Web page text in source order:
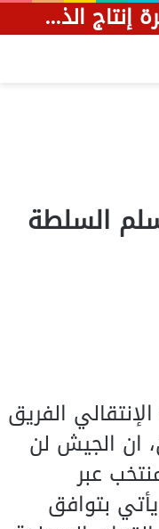
السلطة
الفريق
ان الجيش لن
عبر
بتوافق